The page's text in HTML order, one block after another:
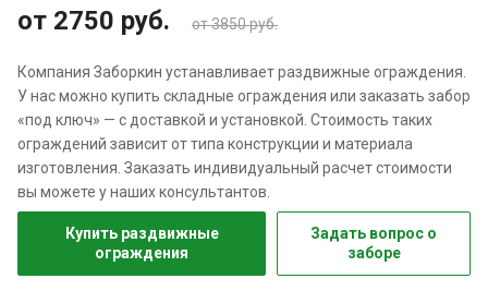
от 2750 руб. от 3850 руб.
Компания Заборкин устанавливает раздвижные ограждения.
У нас можно купить складные ограждения или заказать забор
«под ключ» — с доставкой и установкой. Стоимость таких
ограждений зависит от типа конструкции и материала
изготовления. Заказать индивидуальный расчет стоимости
вы можете у наших консультантов.
Купить раздвижные
ограждения
Задать вопрос о
заборе